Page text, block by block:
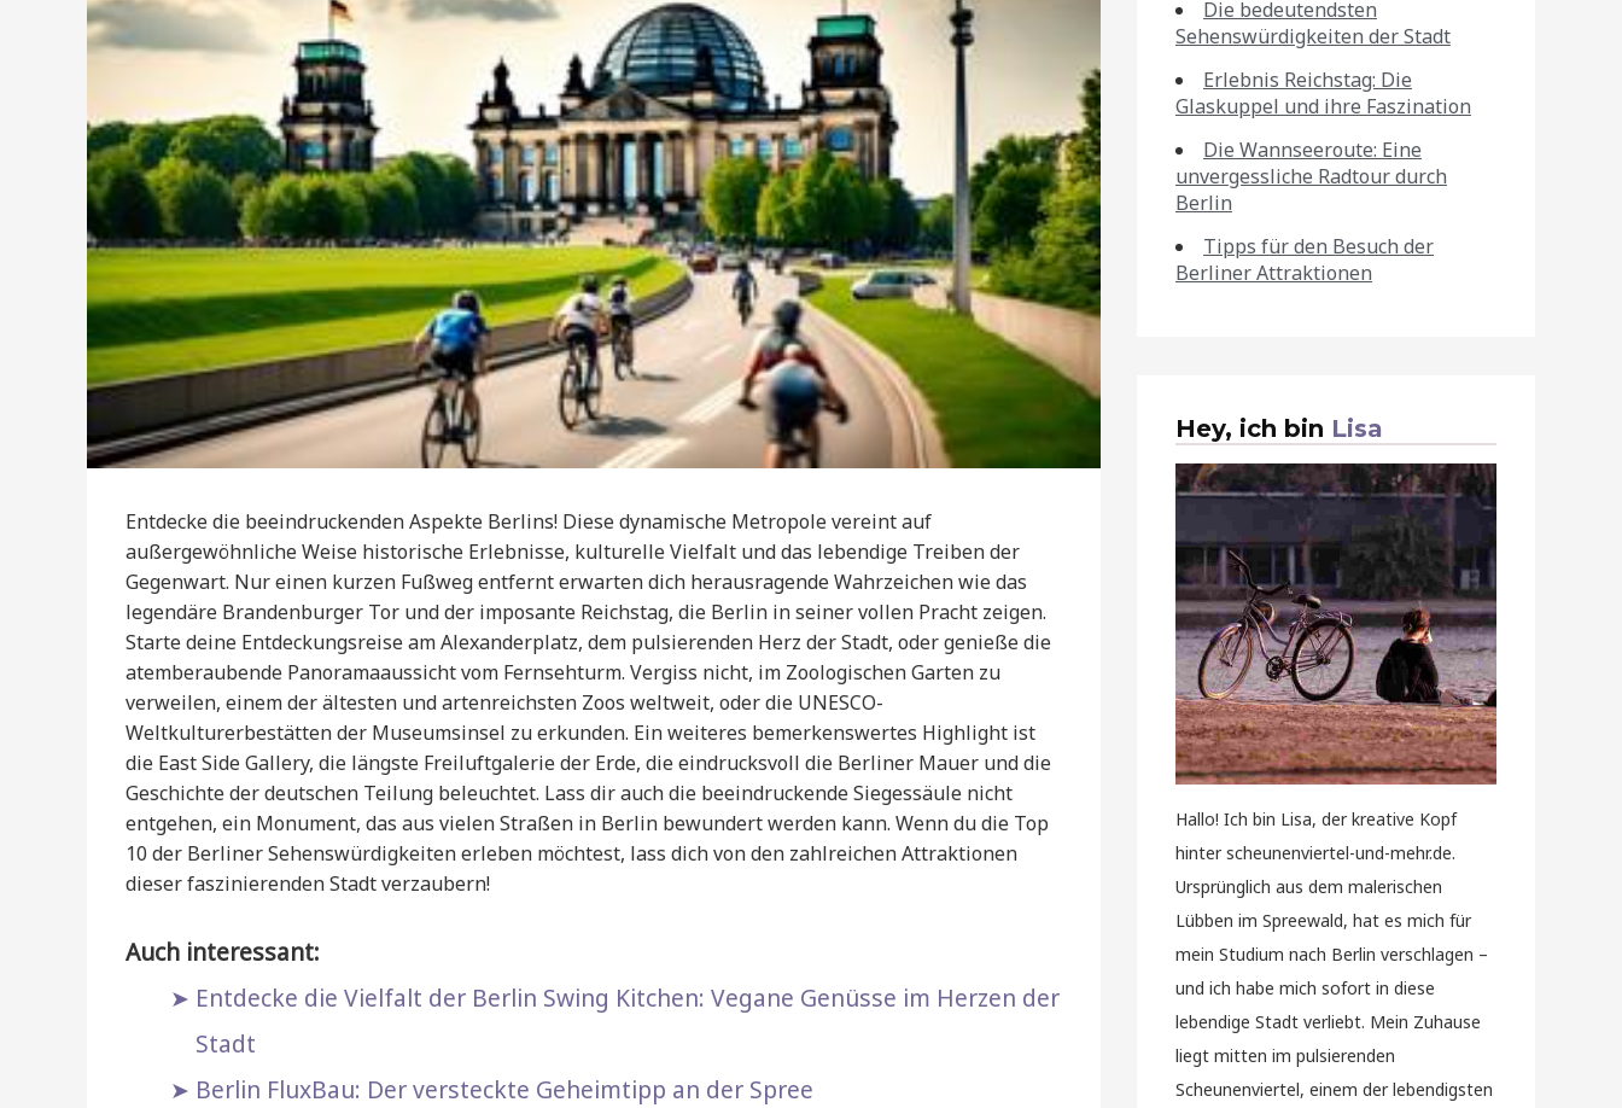
Entdecke die beeindruckenden Aspekte Berlins! Diese dynamische Metropole vereint auf
außergewöhnliche Weise historische Erlebnisse, kulturelle Vielfalt und das lebendige Treiben der
Gegenwart. Nur einen kurzen Fußweg entfernt erwarten dich herausragende Wahrzeichen wie das
legendäre Brandenburger Tor und der imposante Reichstag, die Berlin in seiner vollen Pracht zeigen.
Starte deine Entdeckungsreise am Alexanderplatz, dem pulsierenden Herz der Stadt, oder genieße die
atemberaubende Panoramaaussicht vom Fernsehturm. Vergiss nicht, im Zoologischen Garten zu
verweilen, einem der ältesten und artenreichsten Zoos weltweit, oder die UNESCO-
Weltkulturerbestätten der Museumsinsel zu erkunden. Ein weiteres bemerkenswertes Highlight ist
die East Side Gallery, die längste Freiluftgalerie der Erde, die eindrucksvoll die Berliner Mauer und die
Geschichte der deutschen Teilung beleuchtet. Lass dir auch die beeindruckende Siegessäule nicht
entgehen, ein Monument, das aus vielen Straßen in Berlin bewundert werden kann. Wenn du die Top
10 der Berliner Sehenswürdigkeiten erleben möchtest, lass dich von den zahlreichen Attraktionen
dieser faszinierenden Stadt verzaubern!
Auch interessant:
Entdecke die Vielfalt der Berlin Swing Kitchen: Vegane Genüsse im Herzen der
Stadt
Berlin FluxBau: Der versteckte Geheimtipp an der Spree
Die bedeutendsten
Sehenswürdigkeiten der Stadt
Erlebnis Reichstag: Die
Glaskuppel und ihre Faszination
Die Wannseeroute: Eine
unvergessliche Radtour durch
Berlin
Tipps für den Besuch der
Berliner Attraktionen
Hey, ich bin Lisa
Hallo! Ich bin Lisa, der kreative Kopf
hinter scheunenviertel-und-mehr.de.
Ursprünglich aus dem malerischen
Lübben im Spreewald, hat es mich für
mein Studium nach Berlin verschlagen –
und ich habe mich sofort in diese
lebendige Stadt verliebt. Mein Zuhause
liegt mitten im pulsierenden
Scheunenviertel, einem der lebendigsten